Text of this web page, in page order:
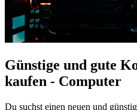
Günstige und gute
kaufen - Computer
Du suchst einen neuen und